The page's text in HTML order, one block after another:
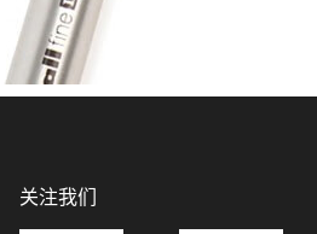
关注我们